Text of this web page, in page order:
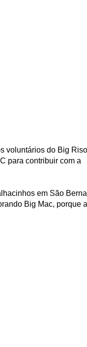
voluntários do Big Riso
para contribuir com a
em São
Big Mac, porque